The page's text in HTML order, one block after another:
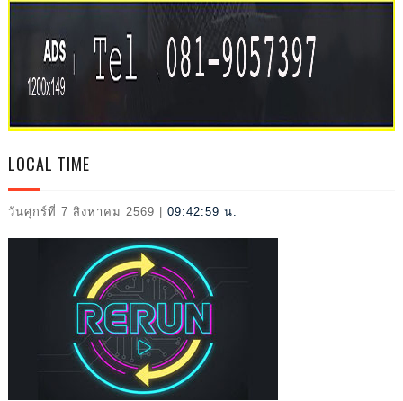
202
LOCAL TIME
วันศุกร์ที่ 7 สิงหาคม 2569 | 09:43:00 น.